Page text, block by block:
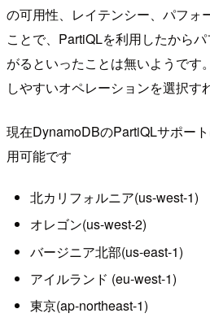
の可用性、レイテンシー、パフォ
ことで、PartiQLを利用したから
がるといったことは無いようです
しやすいオペレーションを選択す
現在DynamoDBのPartiQLサポー
用可能です
北カリフォルニア(us-west-1)
オレゴン(us-west-2)
バージニア北部(us-east-1)
アイルランド (eu-west-1)
東京(ap-northeast-1)